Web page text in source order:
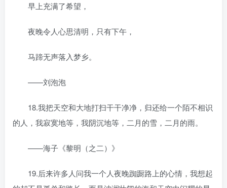
早上充满了希望，
夜晚令人心思清明，只有下午，
马蹄无声落入梦乡。
——刘泡泡
18.我把天空和大地打扫干干净净，归还给一个陌不相识
的人，我寂寞地等，我阴沉地等，二月的雪，二月的雨。
——海子《黎明（之二）》
19.后来许多人问我一个人夜晚踟蹰路上的心情，我想起